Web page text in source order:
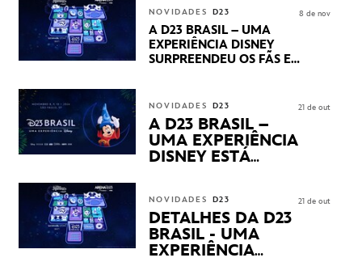
STUDIOS REVELARAM
PRÉVIAS E NOVIDADES
DOS SEUS PRÓXIMOS
LANÇAMENTOS
NOVIDADES D23
A D23 BRASIL – UMA
EXPERIÊNCIA DISNEY
SURPREENDEU OS FÃS EM
APRESENTAÇÕES E
PRODUTOS EXCLUSIVOS
NO TRANSAMÉRICA EXPO
CENTER EM SÃO PAULO
8 de nov
NOVIDADES D23
A D23 BRASIL –
UMA EXPERIÊNCIA
DISNEY ESTÁ
21 de out
NOVIDADES D23
DETALHES DA D23
BRASIL - UMA
EXPERIÊNCIA
21 de out